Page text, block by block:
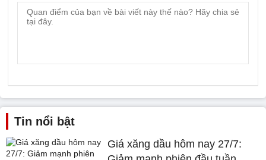
Tin nổi bật
Giá xăng dầu hôm nay 27/7: